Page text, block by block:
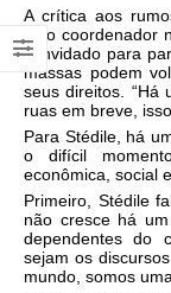
A crítica aos
pelo coordenador
convidado para
massas podem
seus direitos. “Há
ruas em breve,
Para Stédile, há
o difícil
econômica, social
Primeiro, Stédile
não cresce há
dependentes do
sejam os
mundo, somos